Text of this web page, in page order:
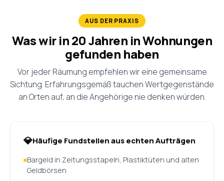
AUS DER PRAXIS
Was wir in 20 Jahren in Wohnungen
gefunden haben
Vor jeder Räumung empfehlen wir eine gemeinsame
Sichtung. Erfahrungsgemäß tauchen Wertgegenstände
an Orten auf, an die Angehörige nie denken würden.
Häufige Fundstellen aus echten Aufträgen
Bargeld in Zeitungsstapeln, Plastiktüten und alten
Geldbörsen